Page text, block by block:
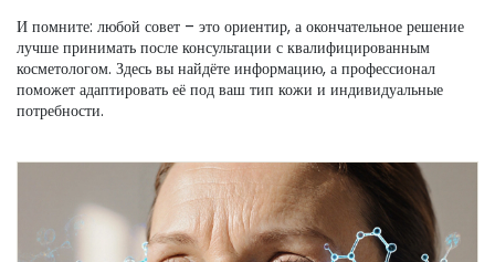
И помните: любой совет – это ориентир, а окончательное решение
лучше принимать после консультации с квалифицированным
косметологом. Здесь вы найдёте информацию, а профессионал
поможет адаптировать её под ваш тип кожи и индивидуальные
потребности.